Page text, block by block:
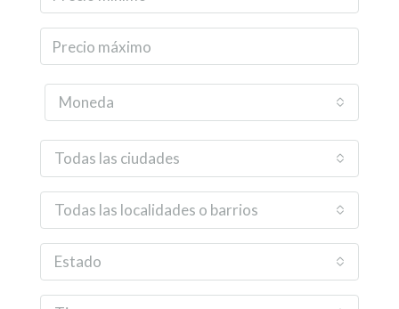
Moneda
Todas las ciudades
Todas las localidades o barrios
Estado